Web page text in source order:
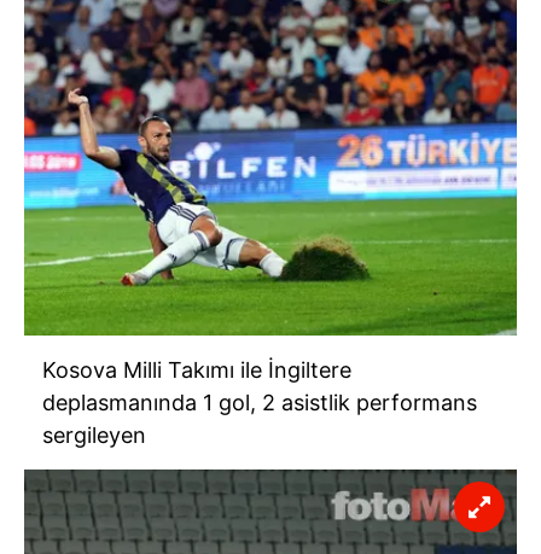
Kosova Milli Takımı ile İngiltere
deplasmanında 1 gol, 2 asistlik performans
sergileyen